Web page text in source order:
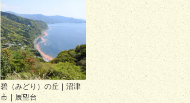
碧（みどり）の丘｜沼津
市｜展望台